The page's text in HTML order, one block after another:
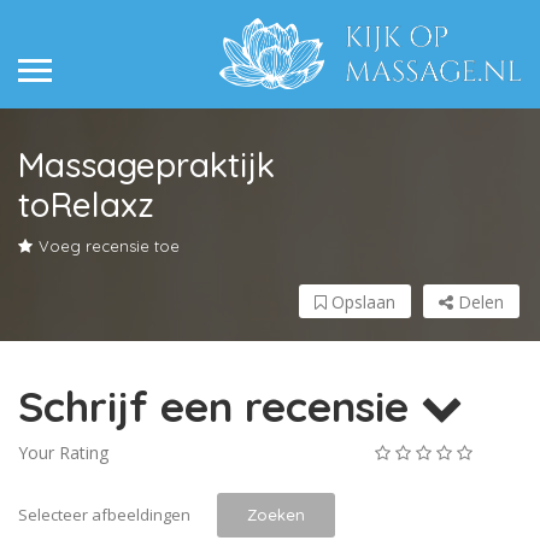
Massagepraktijk
toRelaxz
Voeg recensie toe
Delen
Opslaan
Schrijf een recensie
Your Rating
Selecteer afbeeldingen Zoeken